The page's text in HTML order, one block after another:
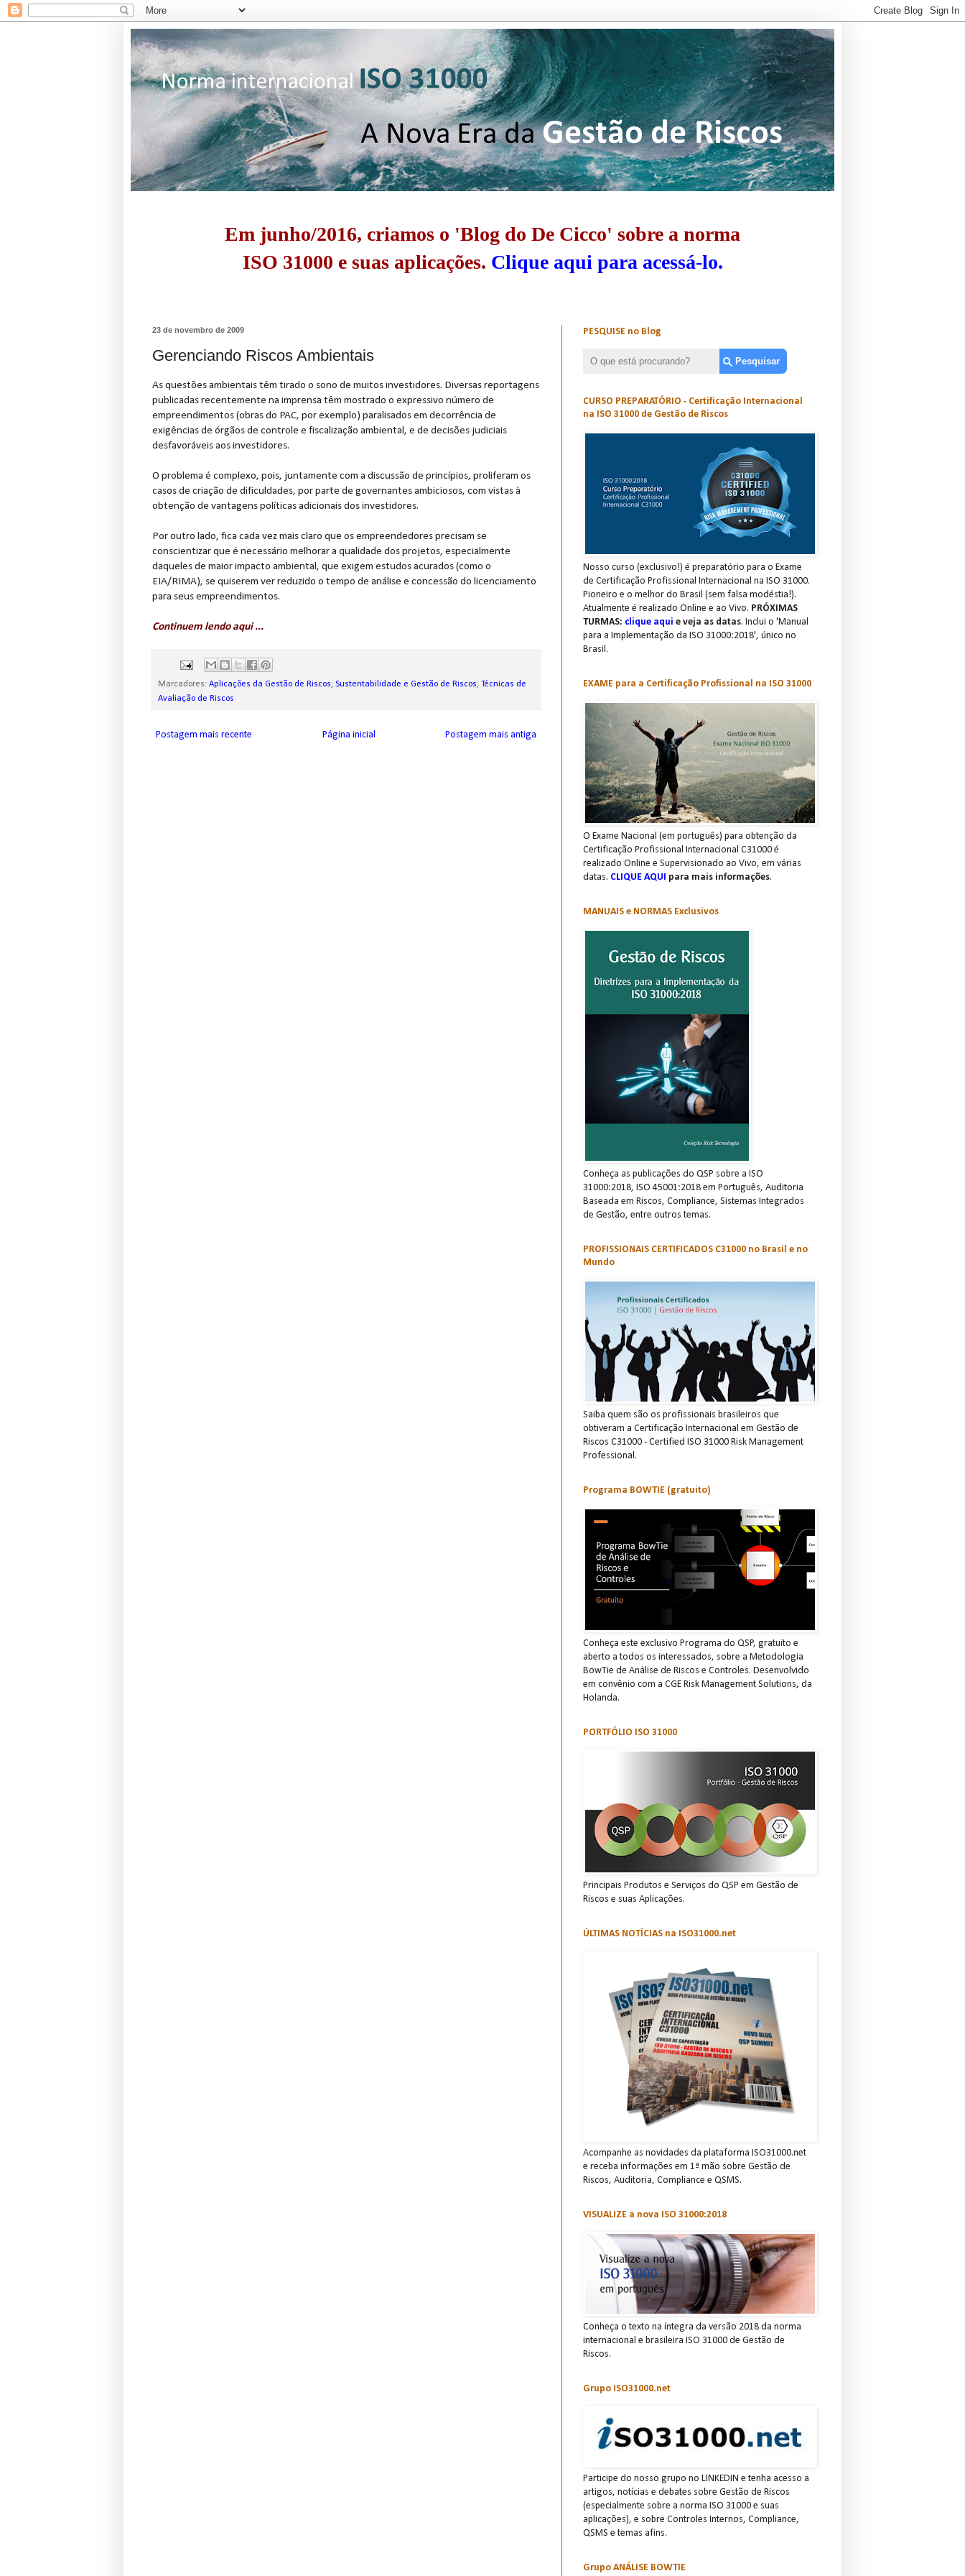
Em junho/2016, criamos o 'Blog do De Cicco' sobre a norma
ISO 31000 e suas aplicações. Clique aqui para acessá-lo.
23 de novembro de 2009
Gerenciando Riscos Ambientais
As questões ambientais têm tirado o sono de muitos investidores. Diversas reportagens
publicadas recentemente na imprensa têm mostrado o expressivo número de
empreendimentos (obras do PAC, por exemplo) paralisados em decorrência de
exigências de órgãos de controle e fiscalização ambiental, e de decisões judiciais
desfavoráveis aos investidores.
O problema é complexo, pois, juntamente com a discussão de princípios, proliferam os
casos de criação de dificuldades, por parte de governantes ambiciosos, com vistas à
obtenção de vantagens políticas adicionais dos investidores.
Por outro lado, fica cada vez mais claro que os empreendedores precisam se
conscientizar que é necessário melhorar a qualidade dos projetos, especialmente
daqueles de maior impacto ambiental, que exigem estudos acurados (como o
EIA/RIMA), se quiserem ver reduzido o tempo de análise e concessão do licenciamento
para seus empreendimentos.
Continuem lendo aqui ...
Marcadores: Aplicações da Gestão de Riscos, Sustentabilidade e Gestão de Riscos, Técnicas de
Avaliação de Riscos
Postagem mais recente Postagem mais antiga
Página inicial
PESQUISE no Blog
CURSO PREPARATÓRIO - Certificação Internacional
na ISO 31000 de Gestão de Riscos
Nosso curso (exclusivo!) é preparatório para o Exame
de Certificação Profissional Internacional na ISO 31000.
Pioneiro e o melhor do Brasil (sem falsa modéstia!).
Atualmente é realizado Online e ao Vivo. PRÓXIMAS
TURMAS: clique aqui e veja as datas. Inclui o 'Manual
para a Implementação da ISO 31000:2018', único no
Brasil.
EXAME para a Certificação Profissional na ISO 31000
O Exame Nacional (em português) para obtenção da
Certificação Profissional Internacional C31000 é
realizado Online e Supervisionado ao Vivo, em várias
datas. CLIQUE AQUI para mais informações.
MANUAIS e NORMAS Exclusivos
Conheça as publicações do QSP sobre a ISO
31000:2018, ISO 45001:2018 em Português, Auditoria
Baseada em Riscos, Compliance, Sistemas Integrados
de Gestão, entre outros temas.
PROFISSIONAIS CERTIFICADOS C31000 no Brasil e no
Mundo
Saiba quem são os profissionais brasileiros que
obtiveram a Certificação Internacional em Gestão de
Riscos C31000 - Certified ISO 31000 Risk Management
Professional.
Programa BOWTIE (gratuito)
Conheça este exclusivo Programa do QSP, gratuito e
aberto a todos os interessados, sobre a Metodologia
BowTie de Análise de Riscos e Controles. Desenvolvido
em convênio com a CGE Risk Management Solutions, da
Holanda.
PORTFÓLIO ISO 31000
Principais Produtos e Serviços do QSP em Gestão de
Riscos e suas Aplicações.
ÚLTIMAS NOTÍCIAS na ISO31000.net
Acompanhe as novidades da plataforma ISO31000.net
e receba informações em 1ª mão sobre Gestão de
Risco s, Auditoria, C omp lian ce e QSMS.
VISUALIZE a nova ISO 31000:2018
Conheça o texto na íntegra da versão 2018 da norma
internacional e brasileira ISO 31000 de Gestão de
Riscos.
Grupo ISO31000.net
Participe do nosso grupo no LINKEDIN e tenha acesso a
artigos, notícias e debates sobre Gestão de Riscos
(especialmente sobre a norma ISO 31000 e suas
aplicações), e sobre Controles Internos, Compliance,
QSMS e temas afins.
Grupo ANÁLISE BOWTIE